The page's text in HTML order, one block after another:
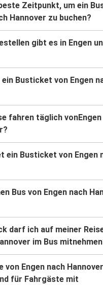
Zeitpunkt, um ein
Hannover zu buchen?
gibt es in Engen
ein Busticket von Engen
fahren täglich vonEngen
ein Busticket von Engen
Bus von Engen nach
darf ich auf meiner
im Bus
von Engen nach Hannover
für Fahrgäste mit